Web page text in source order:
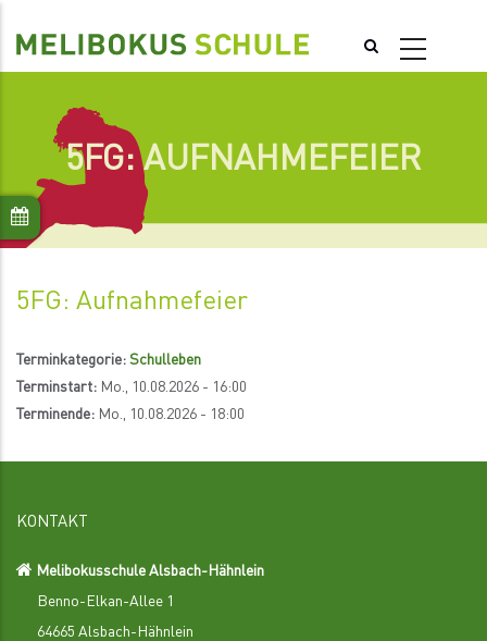
zum
5FG: AUFNAHMEFEIER
5FG: Aufnahmefeier
Terminkategorie: Schulleben
Terminstart: Mo., 10.08.2026 - 16:00
Terminende: Mo., 10.08.2026 - 18:00
KONTAKT
Melibokusschule Alsbach-Hähnlein
Benno-Elkan-Allee 1
64665 Alsbach-Hähnlein